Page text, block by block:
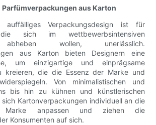
aus Karton
auffälliges Verpackungsdesign ist für
die sich im wettbewerbsintensiven
abheben wollen, unerlässlich.
aus Karton bieten Designern eine
um einzigartige und einprägsame
kreieren, die die Essenz der Marke und
Von minimalistischen und
bis hin zu kühnen und künstlerischen
sich Kartonverpackungen individuell an die
Marke anpassen und ziehen die
Konsumenten auf sich.